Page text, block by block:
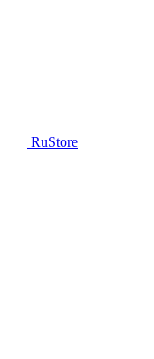
RuStore